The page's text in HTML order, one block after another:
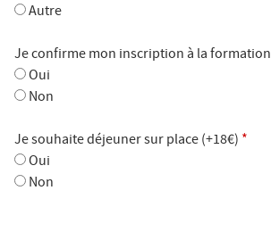
Autre
Je confirme mon inscription à la formation
Oui
Non
Je souhaite déjeuner sur place (+18€) *
Oui
Non